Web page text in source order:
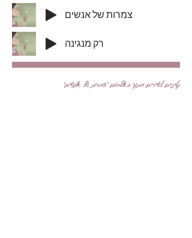
צמרות של אנשים
רק מנגינה
קליפים לשירים מתוך האלבום ׳צמרות של אנשים׳